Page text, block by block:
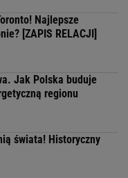
Najlepsze
[ZAPIS RELACJI]
Jak Polska buduje
regionu
świata! Historyczny